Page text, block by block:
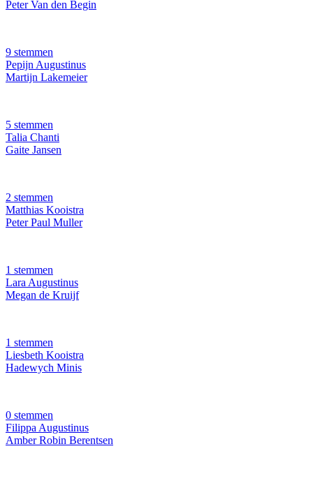
Peter Van den Begin
9 stemmen
Pepijn Augustinus
Martijn Lakemeier
5 stemmen
Talia Chanti
Gaite Jansen
2 stemmen
Matthias Kooistra
Peter Paul Muller
1 stemmen
Lara Augustinus
Megan de Kruijf
1 stemmen
Liesbeth Kooistra
Hadewych Minis
0 stemmen
Filippa Augustinus
Amber Robin Berentsen